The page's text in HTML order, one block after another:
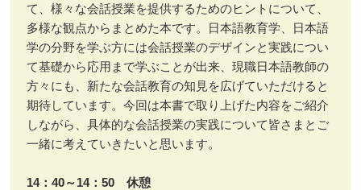
て、様々な会話授業を提供するためのヒントについて、
多様な観点からまとめた本です。日本語教育学、日本語
学の分野を学ぶ方には会話授業のデザインと実践につい
て基礎から応用まで学ぶことが出来、現職日本語教師の
方々にも、新たな会話教育の知見を広げていただけると
期待しています。今回は本書で取り上げた内容をご紹介
しながら、具体的な会話授業の実践について皆さまとご
一緒に考えていきたいと思います。
14：40～14：50 休憩